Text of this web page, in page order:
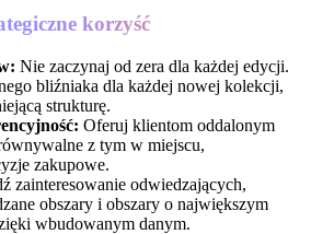
korzyść
Nie zaczynaj od zera dla każdej edycji.
bliźniaka dla każdej nowej kolekcji,
strukturę.
Oferuj klientom oddalonym
z tym w miejscu,
zakupowe.
zainteresowanie odwiedzających,
obszary i obszary o największym
wbudowanym danym.